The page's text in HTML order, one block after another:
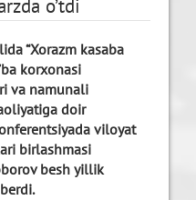
o’tdi
“Xorazm kasaba
korxonasi
va namunali
doir
viloyat
birlashmasi
besh yillik